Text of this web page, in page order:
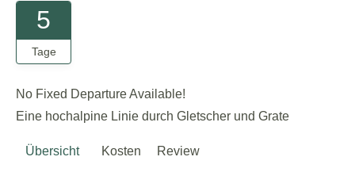
5
Tage
No Fixed Departure Available!
Eine hochalpine Linie durch Gletscher und Grate
Übersicht Kosten Review